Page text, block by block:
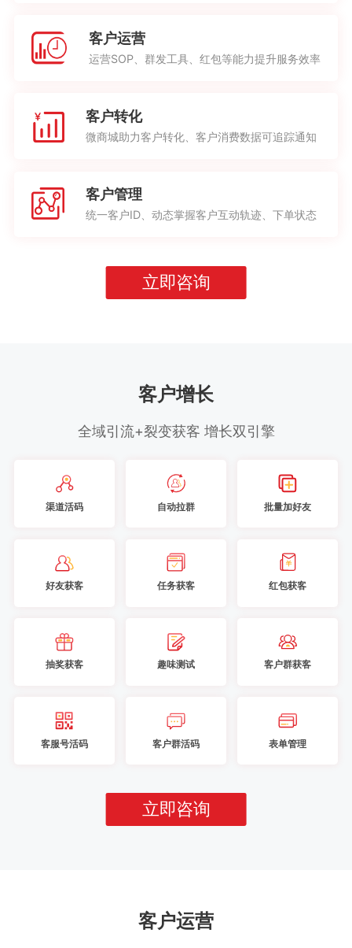
客户运营
运营SOP、群发工具、红包等能力提升服务效率
客户转化
微商城助力客户转化、客户消费数据可追踪通知
客户管理
统一客户ID、动态掌握客户互动轨迹、下单状态
立即咨询
客户增长
全域引流+裂变获客 增长双引擎
渠道活码 自动拉群 批量加好友
好友获客 任务获客 红包获客
抽奖获客 趣味测试 客户群获客
客服号活码 客户群活码 表单管理
立即咨询
客户运营